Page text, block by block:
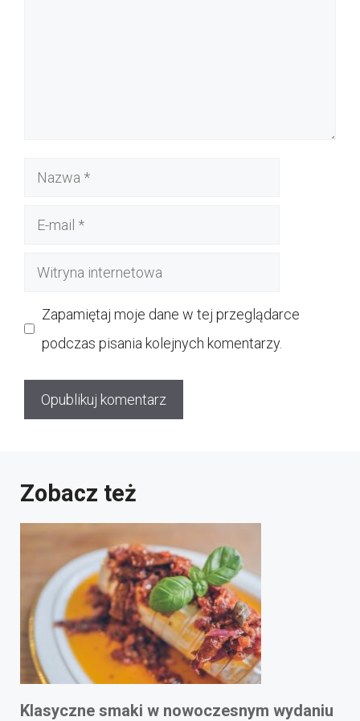
Nazwa
Witryna
Zapamiętaj moje dane w tej przeglądarce
podczas pisania kolejnych komentarzy.
Zobacz też
Klasyczne smaki w nowoczesnym wydaniu